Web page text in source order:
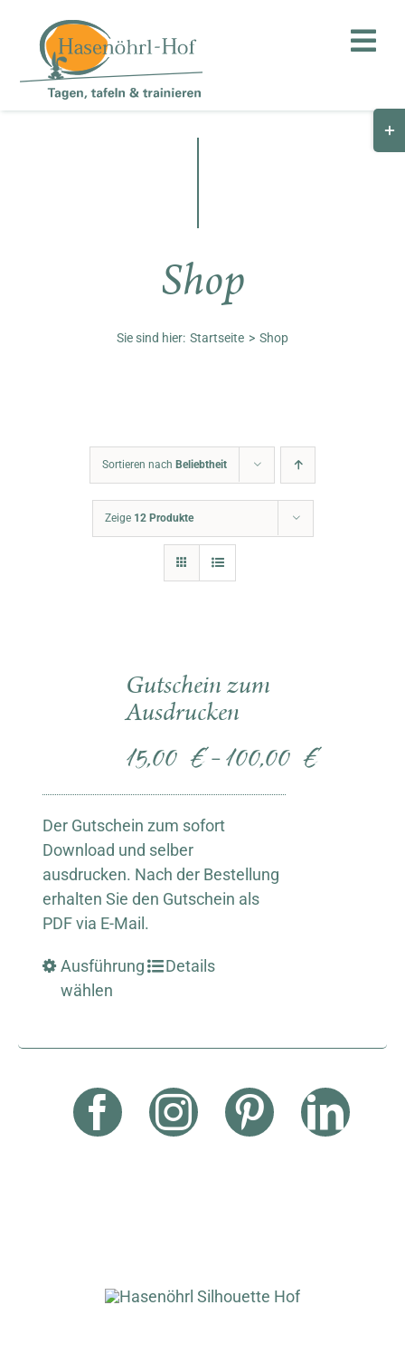
springen
Unternehmen
Shop
Sie sind hier: Startseite Shop
Sortieren nach Beliebtheit
Zeige 12 Produkte
Gutschein zum
Ausdrucken
15,00€ – 100,00€
Der Gutschein zum sofort
Download und selber
ausdrucken. Nach der Bestellung
erhalten Sie den Gutschein als
PDF via E-Mail.
Ausführung
wählen
Details